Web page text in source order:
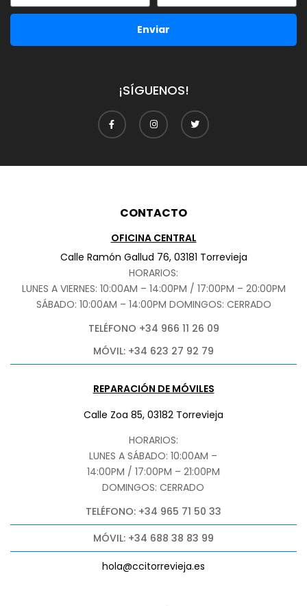
Enviar
¡SÍGUENOS!
CONTACTO
OFICINA CENTRAL
Calle Ramón Gallud 76, 03181 Torrevieja
HORARIOS:
LUNES A VIERNES: 10:00AM – 14:00PM / 17:00PM – 20:00PM
SÁBADO: 10:00AM – 14:00PM DOMINGOS: CERRADO
TELÉFONO +34 966 11 26 09
MÓVIL: +34 623 27 92 79
REPARACIÓN DE MÓVILES
Calle Zoa 85, 03182 Torrevieja
HORARIOS:
LUNES A SÁBADO: 10:00AM –
14:00PM / 17:00PM – 21:00PM
DOMINGOS: CERRADO
TELÉFONO: +34 965 71 50 33
MÓVIL: +34 688 38 83 99
hola@ccitorrevieja.es